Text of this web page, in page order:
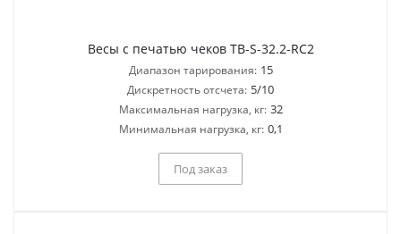
Весы с печатью чеков TB-S-32.2-RC2
Диапазон тарирования: 15
Дискретность отсчета: 5/10
Максимальная нагрузка, кг: 32
Минимальная нагрузка, кг: 0,1
Под заказ